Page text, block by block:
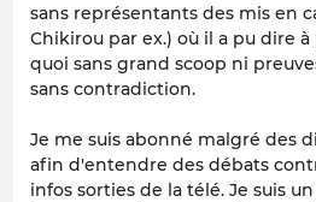
sans représentants des mis en
Chikirou par ex.) où il a pu dire
quoi sans grand scoop ni
sans contradiction.
Je me suis abonné malgré des
afin d'entendre des débats
infos sorties de la télé. Je suis